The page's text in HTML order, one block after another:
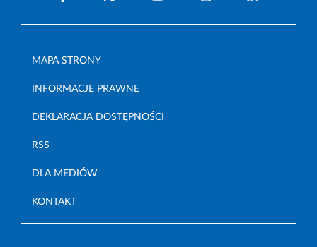
MAPA STRONY
INFORMACJE PRAWNE
DEKLARACJA DOSTĘPNOŚCI
RSS
DLA MEDIÓW
KONTAKT